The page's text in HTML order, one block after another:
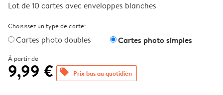
Lot de 10 cartes avec enveloppes blanches
Choisissez un type de carte:
Cartes photo doubles Cartes photo simples
À partir de
9,99 € offers Prix bas au quotidien